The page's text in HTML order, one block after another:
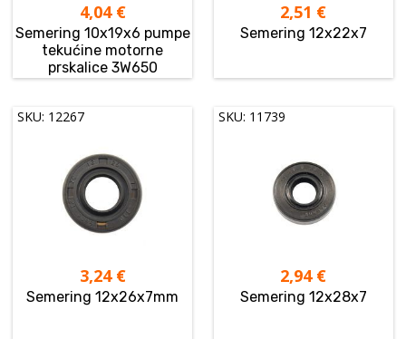
4,04 €
Semering 10x19x6 pumpe
tekućine motorne
prskalice 3W650
2,51 €
Semering 12x22x7
SKU: 12267
3,24 €
Semering 12x26x7mm
SKU: 11739
2,94 €
Semering 12x28x7